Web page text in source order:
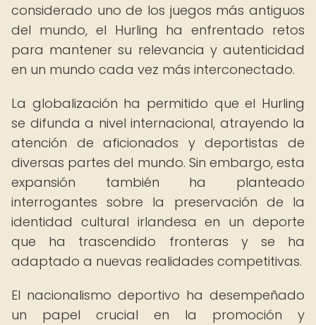
considerado uno de los juegos más antiguos
del mundo, el Hurling ha enfrentado retos
para mantener su relevancia y autenticidad
en un mundo cada vez más interconectado.
La globalización ha permitido que el Hurling
se difunda a nivel internacional, atrayendo la
atención de aficionados y deportistas de
diversas partes del mundo. Sin embargo, esta
expansión también ha planteado
interrogantes sobre la preservación de la
identidad cultural irlandesa en un deporte
que ha trascendido fronteras y se ha
adaptado a nuevas realidades competitivas.
El nacionalismo deportivo ha desempeñado
un papel crucial en la promoción y